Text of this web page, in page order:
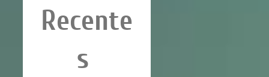
Recente
s